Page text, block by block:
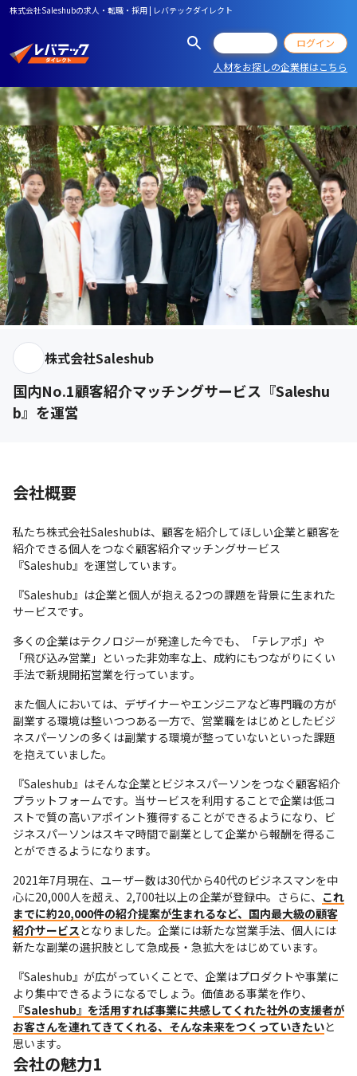
株式会社Saleshubの求人・転職・採用 | レバテックダイレクト
ログイン
人材をお探しの企業様はこちら
株式会社Saleshub
国内No.1顧客紹介マッチングサービス『Saleshu
b』を運営
会社概要
私たち株式会社Saleshubは、顧客を紹介してほしい企業と顧客を
紹介できる個人をつなぐ顧客紹介マッチングサービス
『Saleshub』を運営しています。
『Saleshub』は企業と個人が抱える2つの課題を背景に生まれた
サービスです。
多くの企業はテクノロジーが発達した今でも、「テレアポ」や
「飛び込み営業」といった非効率な上、成約にもつながりにくい
手法で新規開拓営業を行っています。
また個人においては、デザイナーやエンジニアなど専門職の方が
副業する環境は整いつつある一方で、営業職をはじめとしたビジ
ネスパーソンの多くは副業する環境が整っていないといった課題
を抱えていました。
『Saleshub』はそんな企業とビジネスパーソンをつなぐ顧客紹介
プラットフォームです。当サービスを利用することで企業は低コ
ストで質の高いアポイント獲得することができるようになり、ビ
ジネスパーソンはスキマ時間で副業として企業から報酬を得るこ
とができるようになります。
2021年7月現在、ユーザー数は30代から40代のビジネスマンを中
心に20,000人を超え、2,700社以上の企業が登録中。さらに、 これ
までに約20,000件の紹介提案が生まれるなど、国内最大級の顧客
紹介サービスとなりました。企業には新たな営業手法、個人には
新たな副業の選択肢として急成長・急拡大をはじめています。
『Saleshub』が広がっていくことで、企業はプロダクトや事業に
より集中できるようになるでしょう。価値ある事業を作り、
『Saleshub』を活用すれば事業に共感してくれた社外の支援者が
お客さんを連れてきてくれる、そんな未来をつくっていきたいと
思います。
会社の魅力1